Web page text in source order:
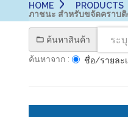
HOME PRODUCTS
ภาชนะ สำหรับขจัดคราบ
ค้นหาสินค้า
ค้นหาจาก :
ชื่อ/รายละ